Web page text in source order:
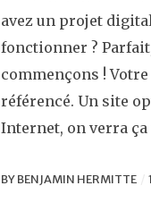
avez un projet
fonctionner ?
commençons !
référencé. Un site
Internet, on verra
BYBENJAMIN HERMITTE